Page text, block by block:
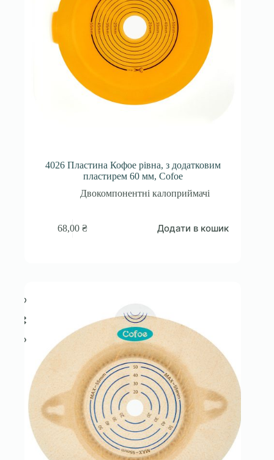
4026 Пластина Кофое рівна, з додатковим
пластирем 60 мм, Cofoe
Двокомпонентні калоприймачі
68,00₴ Додати в кошик